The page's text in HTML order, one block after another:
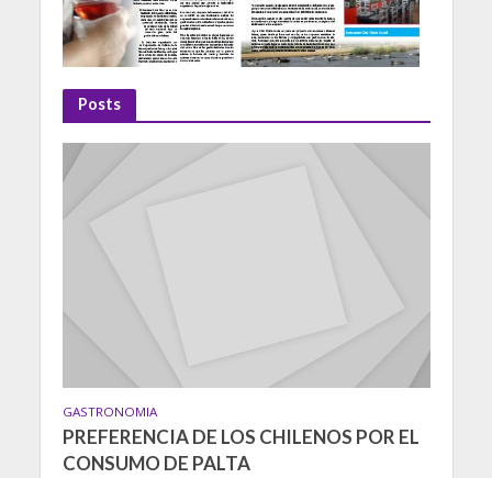
Posts
GASTRONOMIA
PREFERENCIA DE LOS CHILENOS POR EL
CONSUMO DE PALTA